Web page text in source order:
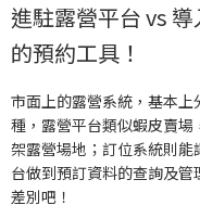
進駐露營平台 vs
的預約工具！
市面上的露營系統，基本
種，露營平台類似蝦皮賣
架露營場地；訂位系統則
台做到預訂資料的查詢及
差別吧！